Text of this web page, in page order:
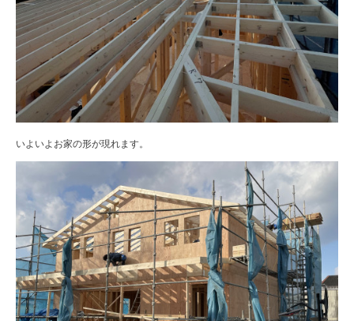
いよいよお家の形が現れます。